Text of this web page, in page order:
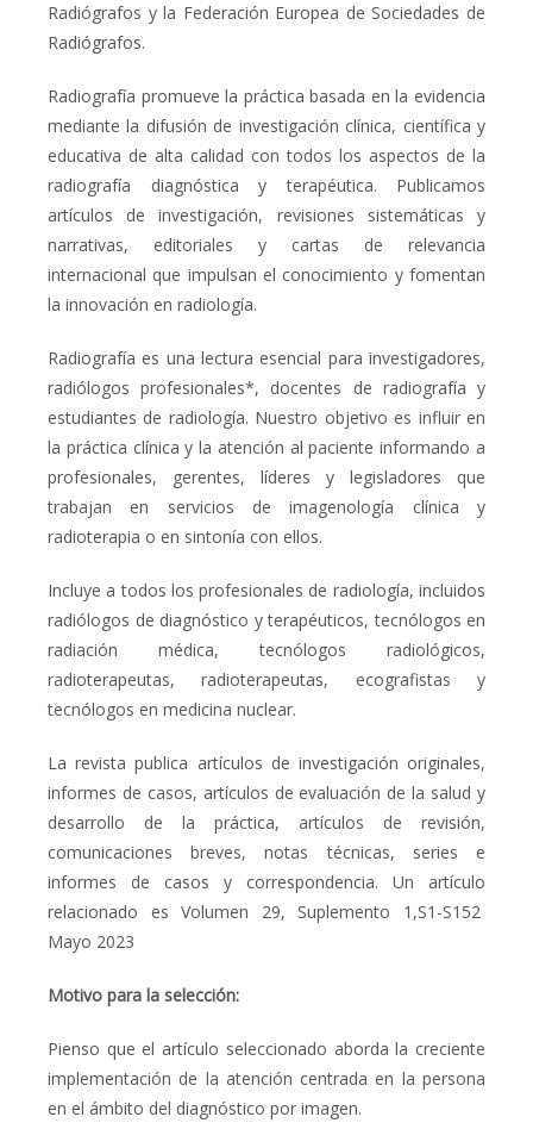
Radiógrafos y la Federación Europea de Sociedades de
Radiógrafos.
Radiografía promueve la práctica basada en la evidencia
mediante la difusión de investigación clínica, científica y
educativa de alta calidad con todos los aspectos de la
radiografía diagnóstica y terapéutica. Publicamos
artículos de investigación, revisiones sistemáticas y
narrativas, editoriales y cartas de relevancia
internacional que impulsan el conocimiento y fomentan
la innovación en radiología.
Radiografía es una lectura esencial para investigadores,
radiólogos profesionales*, docentes de radiografía y
estudiantes de radiología. Nuestro objetivo es influir en
la práctica clínica y la atención al paciente informando a
profesionales, gerentes, líderes y legisladores que
trabajan en servicios de imagenología clínica y
radioterapia o en sintonía con ellos.
Incluye a todos los profesionales de radiología, incluidos
radiólogos de diagnóstico y terapéuticos, tecnólogos en
radiación médica, tecnólogos radiológicos,
radioterapeutas, radioterapeutas, ecografistas y
tecnólogos en medicina nuclear.
La revista publica artículos de investigación originales,
informes de casos, artículos de evaluación de la salud y
desarrollo de la práctica, artículos de revisión,
comunicaciones breves, notas técnicas, series e
informes de casos y correspondencia. Un artículo
relacionado es Volumen 29, Suplemento 1,S1-S152
Mayo 2023
Motivo para la selección:
Pienso que el artículo seleccionado aborda la creciente
implementación de la atención centrada en la persona
en el ámbito del diagnóstico por imagen.